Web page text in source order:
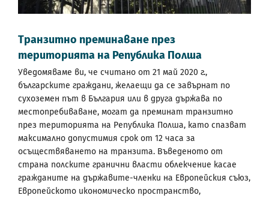
Транзитно преминаване през
територията на Република Полша
Уведомяваме ви, че считано от 21 май 2020 г.,
българските граждани, желаещи да се завърнат по
сухоземен път в България или в друга държава по
местопребиваване, могат да преминат транзитно
през територията на Република Полша, като спазват
максимално допустимия срок от 12 часа за
осъществяването на транзита. Въведеното от
страна полските гранични власти облекчение касае
гражданите на държавите-членки на Европейския съюз,
Европейското икономическо пространство,